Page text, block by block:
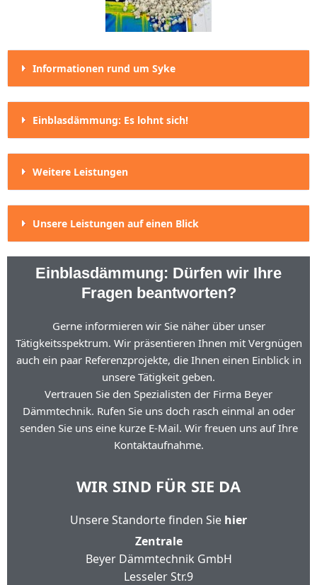
Informationen rund um Syke
Einblasdämmung: Es lohnt sich!
Weitere Leistungen
Unsere Leistungen auf einen Blick
Einblasdämmung: Dürfen wir Ihre
Fragen beantworten?
Gerne informieren wir Sie näher über unser
Tätigkeitsspektrum. Wir präsentieren Ihnen mit Vergnügen
auch ein paar Referenzprojekte, die Ihnen einen Einblick in
unsere Tätigkeit geben.
Vertrauen Sie den Spezialisten der Firma Beyer
Dämmtechnik. Rufen Sie uns doch rasch einmal an oder
senden Sie uns eine kurze E-Mail. Wir freuen uns auf Ihre
Kontaktaufnahme.
WIR SIND FÜR SIE DA
Unsere Standorte finden Sie hier
Zentrale
Beyer Dämmtechnik GmbH
Lesseler Str.9